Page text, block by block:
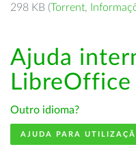
298 KB (Torrent,
Ajuda
LibreOffice
Outro idioma?
AJUDA PARA